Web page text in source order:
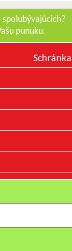
spolubývajúcich?
punuku.